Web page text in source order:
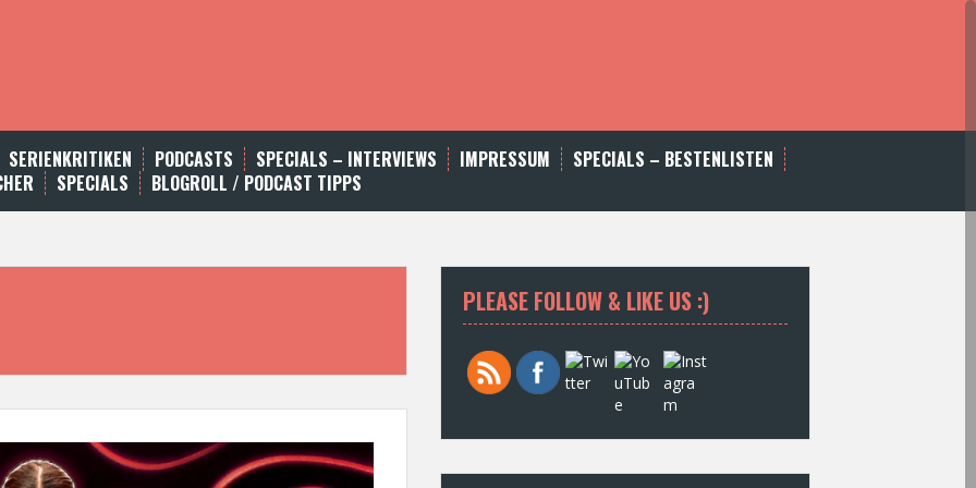
SERIENKRITIKEN PODCASTS SPECIALS – INTERVIEWS IMPRESSUM
SPECIALS – BESTENLISTEN
SPECIALS BLOGROLL / PODCAST TIPPS
PLEASE FOLLOW & LIKE US :)